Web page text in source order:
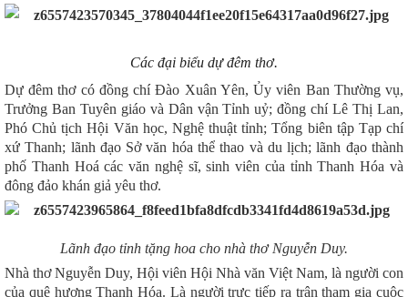
Các đại biểu dự đêm thơ.
Dự đêm thơ có đồng chí Đào Xuân Yên, Ủy viên Ban Thường vụ,
Trưởng Ban Tuyên giáo và Dân vận Tỉnh uỷ; đồng chí Lê Thị Lan,
Phó Chủ tịch Hội Văn học, Nghệ thuật tỉnh; Tổng biên tập Tạp chí
xứ Thanh; lãnh đạo Sở văn hóa thể thao và du lịch; lãnh đạo thành
phố Thanh Hoá cácvăn nghệ sĩ, sinh viên của tỉnh Thanh Hóa và
đông đảo khán giả yêu thơ.
Lãnh đạo tỉnh tặng hoa cho nhà thơ Nguyễn Duy.
Nhà thơ Nguyễn Duy, Hội viên Hội Nhà văn Việt Nam, là người con
của quê hương Thanh Hóa. Là người trực tiếp ra trận tham gia cuộc